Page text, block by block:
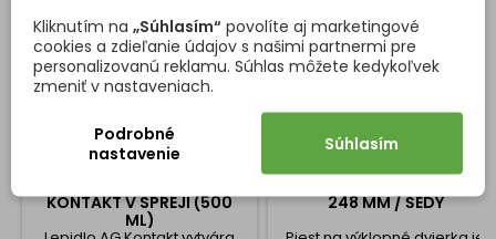
KONTAKT V SPREJI (500
ML)
VÝKLOPNÝ PIEST PLYNOVÝ
248 MM / ŠEDÝ
Kliknutím na „Súhlasím“ povolíte aj marketingové
cookies a zdieľanie údajov s našimi partnermi pre
personalizovanú reklamu. Súhlas môžete kedykoľvek
zmeniť v nastaveniach.
Podrobné
nastavenie
Súhlasím